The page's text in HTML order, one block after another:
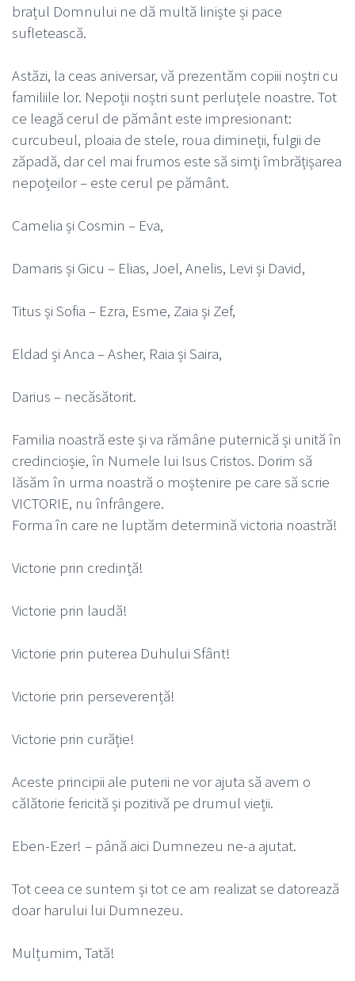
brațul Domnului ne dă multă liniște și pace
sufletească.
Astăzi, la ceas aniversar, vă prezentăm copiii noștri cu
familiile lor. Nepoții noștri sunt perluțele noastre. Tot
ce leagă cerul de pământ este impresionant:
curcubeul, ploaia de stele, roua dimineții, fulgii de
zăpadă, dar cel mai frumos este să simți îmbrățișarea
nepoțeilor – este cerul pe pământ.
Camelia și Cosmin – Eva,
Damaris și Gicu – Elias, Joel, Anelis, Levi și David,
Titus și Sofia – Ezra, Esme, Zaia și Zef,
Eldad și Anca – Asher, Raia și Saira,
Darius – necăsătorit.
Familia noastră este și va rămâne puternică și unită în
credincioșie, în Numele lui Isus Cristos. Dorim să
lăsăm în urma noastră o moștenire pe care să scrie
VICTORIE, nu înfrângere.
Forma în care ne luptăm determină victoria noastră!
Victorie prin credință!
Victorie prin laudă!
Victorie prin puterea Duhului Sfânt!
Victorie prin perseverență!
Victorie prin curăție!
Aceste principii ale puterii ne vor ajuta să avem o
călătorie fericită și pozitivă pe drumul vieții.
Eben-Ezer! – până aici Dumnezeu ne-a ajutat.
Tot ceea ce suntem și tot ce am realizat se datorează
doar harului lui Dumnezeu.
Mulțumim, Tată!